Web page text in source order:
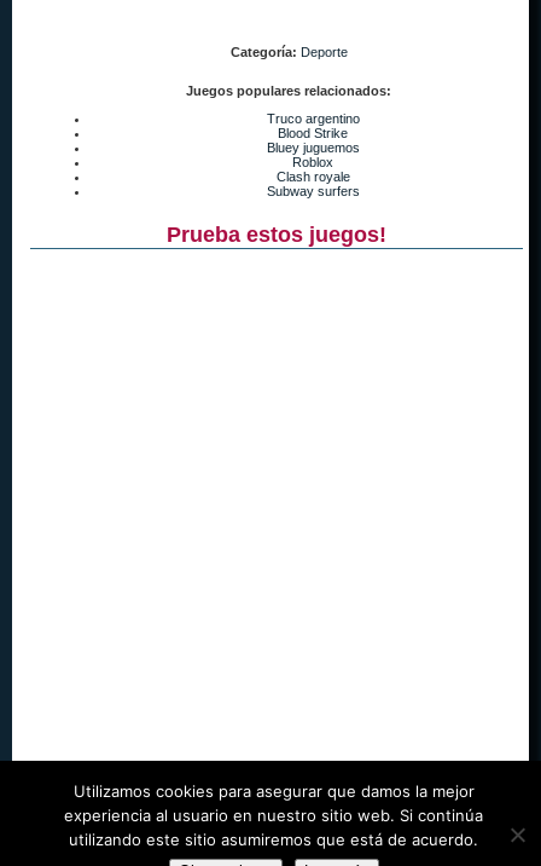
Categoría: Deporte
Juegos populares relacionados:
Truco argentino
Blood Strike
Bluey juguemos
Roblox
Clash royale
Subway surfers
Prueba estos juegos!
Juegos Run| Designed byWordPress Themes Book
Utilizamos cookies para asegurar que damos la mejor
experiencia al usuario en nuestro sitio web. Si continúa
utilizando este sitio asumiremos que está de acuerdo.